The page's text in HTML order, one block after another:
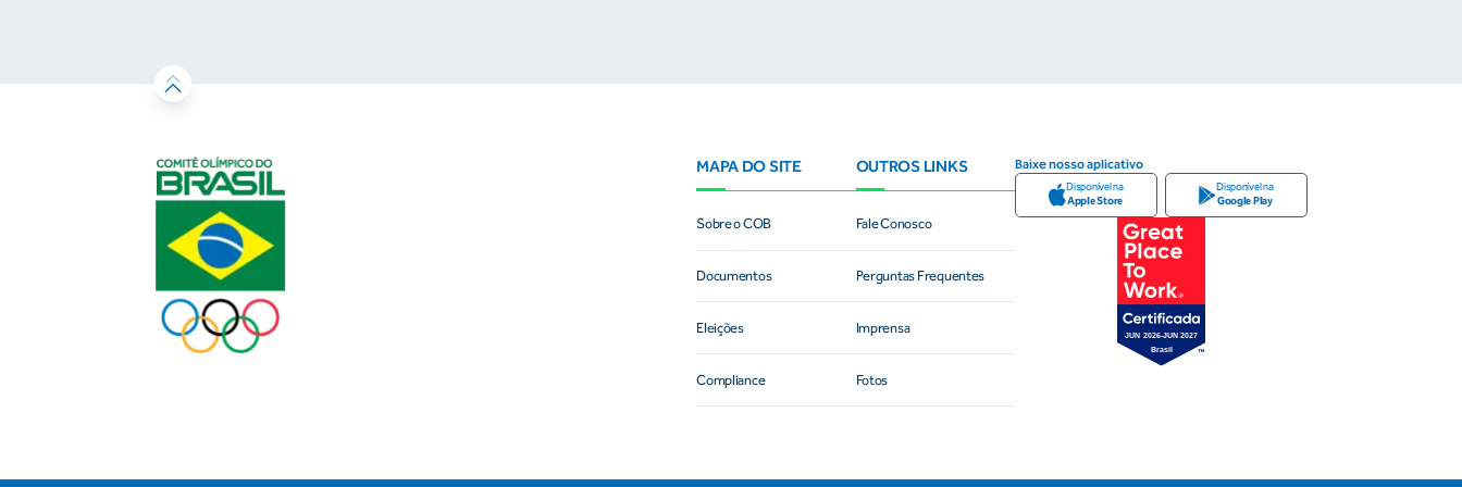
MAPA DO SITE
Sobre o COB
Documentos
Eleições
Compliance
OUTROS LINKS
Fale Conosco
Perguntas Frequentes
Imprensa
Fotos
Baixe nosso aplicativo
Disponível na
Apple Store
Disponível na
Google Play